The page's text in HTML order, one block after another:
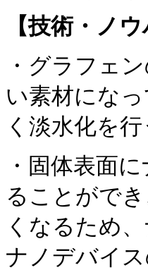
【技術・ノ
・グラフェ
い素材にな
く淡水化を
・固体表面
ることがで
くなるため
ナノデバイ